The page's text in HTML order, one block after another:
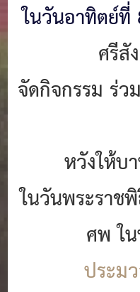
ในวันอาทิตย์
ศรีสั
จัดกิจกรรม ร่ว
หวังให้บ
ในวันพระราช
ศพ ใ
ประม